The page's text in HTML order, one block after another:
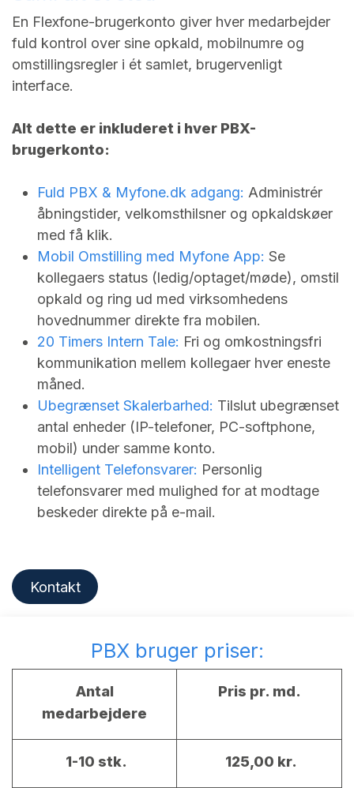
En Flexfone-brugerkonto giver hver medarbejder
fuld kontrol over sine opkald, mobilnumre og
omstillingsregler i ét samlet, brugervenligt
interface.
Alt dette er inkluderet i hver PBX-
brugerkonto:
Fuld PBX & Myfone.dk adgang: Administrér
åbningstider, velkomsthilsner og opkaldskøer
med få klik.
Mobil Omstilling med Myfone App: Se
kollegaers status (ledig/optaget/møde), omstil
opkald og ring ud med virksomhedens
hovednummer direkte fra mobilen.
20 Timers Intern Tale: Fri og omkostningsfri
kommunikation mellem kollegaer hver eneste
måned.
Ubegrænset Skalerbarhed: Tilslut ubegrænset
antal enheder (IP-telefoner, PC-softphone,
mobil) under samme konto.
Intelligent Telefonsvarer: Personlig
telefonsvarer med mulighed for at modtage
beskeder direkte på e-mail.
Kontakt
PBX bruger priser:
Antal
medarbejdere
Pris pr. md.
1-10 stk. 125,00 kr.